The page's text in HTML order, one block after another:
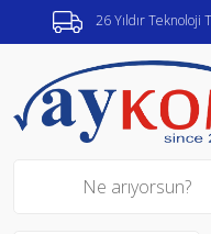
26 Yıldır